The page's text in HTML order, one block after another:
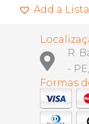
Add a
R.
-
Formas